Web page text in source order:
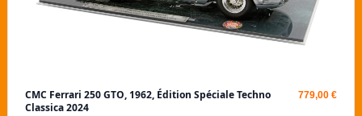
CMC Ferrari 250 GTO, 1962, Édition Spéciale Techno
Classica 2024
779,00 €